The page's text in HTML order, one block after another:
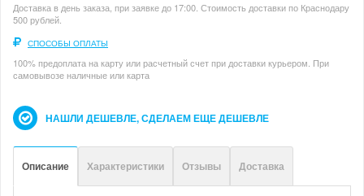
Доставка в день заказа, при заявке до 17:00. Стоимость доставки по Краснодару
500 рублей.
СПОСОБЫ ОПЛАТЫ
100% предоплата на карту или расчетный счет при доставки курьером. При
самовывозе наличные или карта
НАШЛИ ДЕШЕВЛЕ, СДЕЛАЕМ ЕЩЕ ДЕШЕВЛЕ
Описание Характеристики Отзывы Доставка